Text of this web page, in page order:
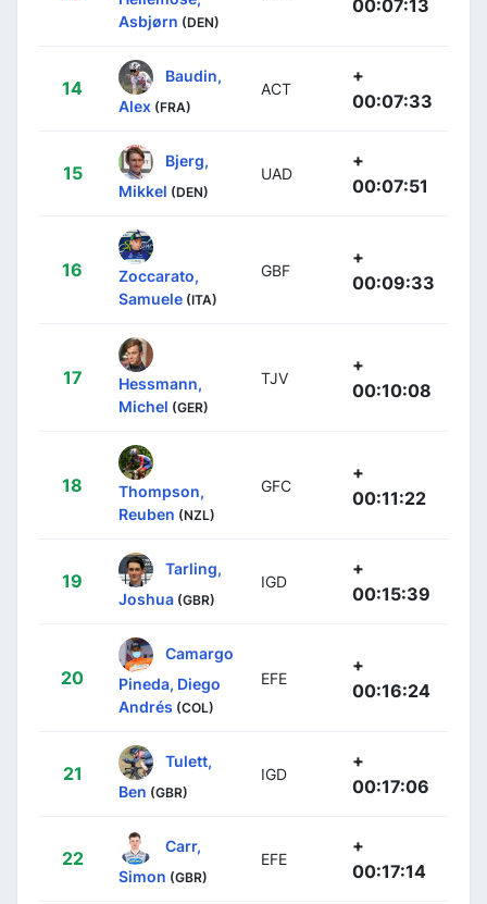
Asbjørn (DEN)
00:07:13
14
Baudin,
Alex (FRA)
ACT
+
00:07:33
15
Bjerg,
Mikkel (DEN)
UAD
+
00:07:51
16
Zoccarato,
Samuele (ITA)
GBF
+
00:09:33
17
Hessmann,
Michel (GER)
TJV
+
00:10:08
18
Thompson,
Reuben (NZL)
GFC
+
00:11:22
19
Tarling,
Joshua (GBR)
IGD
+
00:15:39
20
Camargo
Pineda, Diego
Andrés (COL)
EFE
+
00:16:24
21
Tulett,
Ben (GBR)
IGD
+
00:17:06
22
Carr,
Simon (GBR)
EFE
+
00:17:14